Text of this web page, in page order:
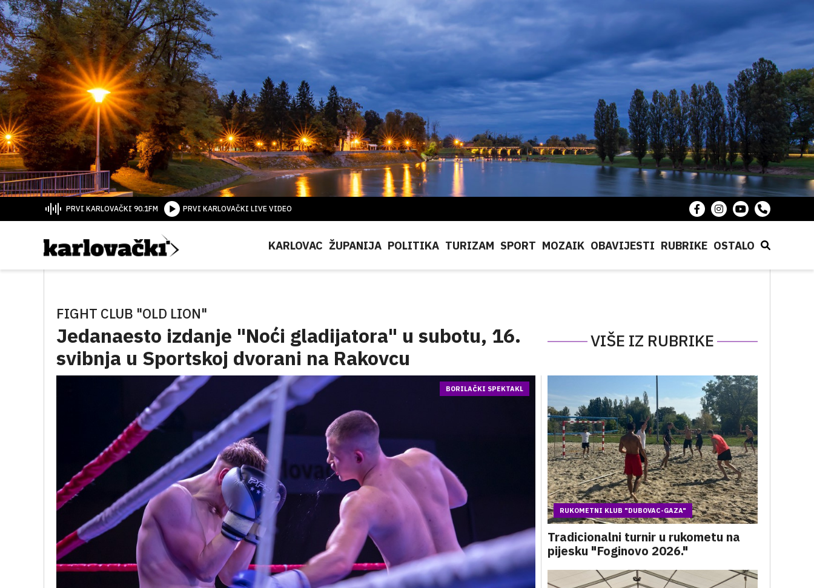
PRVI KARLOVAČKI 90.1FM PRVI KARLOVAČKI LIVE VIDEO
KARLOVAC ŽUPANIJA POLITIKA TURIZAM SPORT MOZAIK OBAVIJESTI RUBRIKE OSTALO
FIGHT CLUB "OLD LION"
Jedanaesto izdanje "Noći gladijatora" u subotu, 16.
svibnja u Sportskoj dvorani na Rakovcu
VIŠE IZ RUBRIKE
BORILAČKI SPEKTAKL
RUKOMETNI KLUB "DUBOVAC-GAZA"
Tradicionalni turnir u rukometu na
pijesku "Foginovo 2026."